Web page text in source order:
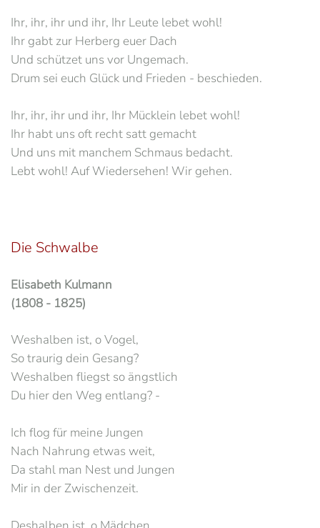
Ihr, ihr, ihr und ihr, Ihr Leute lebet wohl!
Ihr gabt zur Herberg euer Dach
Und schützet uns vor Ungemach.
Drum sei euch Glück und Frieden - beschieden.
Ihr, ihr, ihr und ihr, Ihr Mücklein lebet wohl!
Ihr habt uns oft recht satt gemacht
Und uns mit manchem Schmaus bedacht.
Lebt wohl! Auf Wiedersehen! Wir gehen.
Die Schwalbe
Elisabeth Kulmann
(1808 - 1825)
Weshalben ist, o Vogel,
So traurig dein Gesang?
Weshalben fliegst so ängstlich
Du hier den Weg entlang? -
Ich flog für meine Jungen
Nach Nahrung etwas weit,
Da stahl man Nest und Jungen
Mir in der Zwischenzeit.